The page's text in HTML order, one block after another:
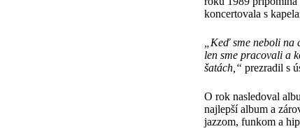
koncertovala s
„Keď sme neboli
len sme pracovali a
šatách,“ prezradil s
O rok nasledoval
najlepší album a
jazzom, funkom a